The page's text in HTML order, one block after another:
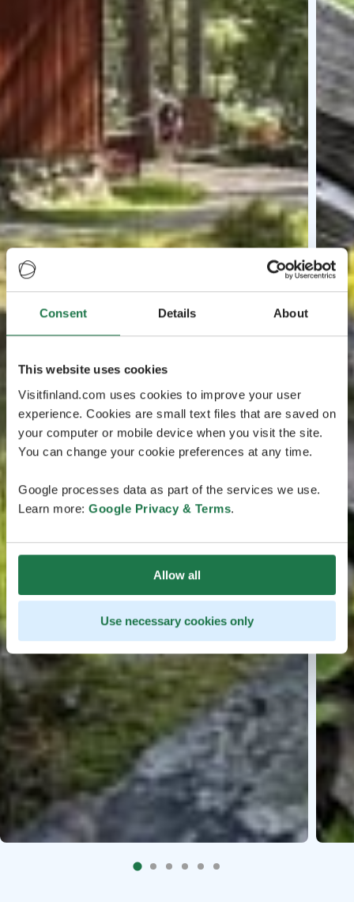
Consent Details About
This website uses cookies
Visitfinland.com uses cookies to improve your user
experience. Cookies are small text files that are saved on
your computer or mobile device when you visit the site.
You can change your cookie preferences at any time.
Google processes data as part of the services we use.
Learn more: Google Privacy & Terms.
Allow all
Use necessary cookies only